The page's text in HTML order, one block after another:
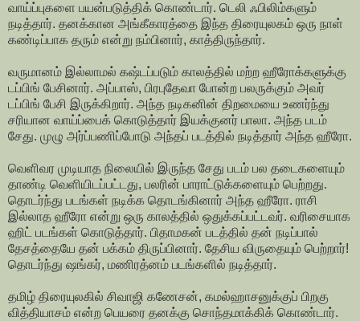
வாய்ப்புகளை பயன்படுத்திக் கொண்டார். டெலி ஃபிலிம்களும்
நடித்தார். தனக்கான அங்கீகாரத்தை இந்த திரையுலகம் ஒரு நாள்
கண்டிப்பாக தரும் என்று நம்பினார், காத்திருந்தார்.
வருமானம் இல்லாமல் கஷ்டப்படும் காலத்தில் மற்ற ஹீரோக்களுக்கு
டப்பிங் பேசினார். அப்பாஸ், பிரபுதேவா போன்ற பலருக்கும் அவர்
டப்பிங் பேசி இருக்கிறார். அந்த நடிகனின் திறமையை உணர்ந்து
சரியான வாய்ப்பைக் கொடுத்தார் இயக்குனர் பாலா. அந்த படம்
சேது. முழு அர்ப்பணிப்போடு அந்தப் படத்தில் நடித்தார் அந்த ஹீரோ.
வெளிவர முடியாத நிலையில் இருந்த சேது படம் பல தடைகளையும்
தாண்டி வெளியிடப்பட்டது, பலரின் பாராட்டுக்களையும் பெற்றது.
தொடர்ந்து படங்கள் நடிக்க தொடங்கினார் அந்த ஹீரோ. ராசி
இல்லாத ஹீரோ என்று ஒரு காலத்தில் ஒதுக்கப்பட்டவர். வரிசையாக
ஹிட் படங்கள் கொடுத்தார். பிதாமகன் படத்தில் தன் நடிப்பால்
தேசத்தையே தன் பக்கம் திருப்பினார். தேசிய விருதையும் பெற்றார்!
தொடர்ந்து ஷங்கர், மணிரத்னம் படங்களில் நடித்தார்.
தமிழ் திரையுலகில் சிவாஜி கணேசன், கமல்ஹாசனுக்குப் பிறகு
வித்தியாசம் என்ற பெயரை தனக்கு சொந்தமாக்கிக் கொண்டார்.